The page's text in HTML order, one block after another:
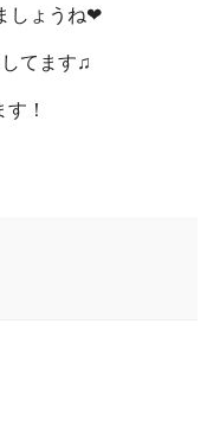
しょうね❤
てます♫
！